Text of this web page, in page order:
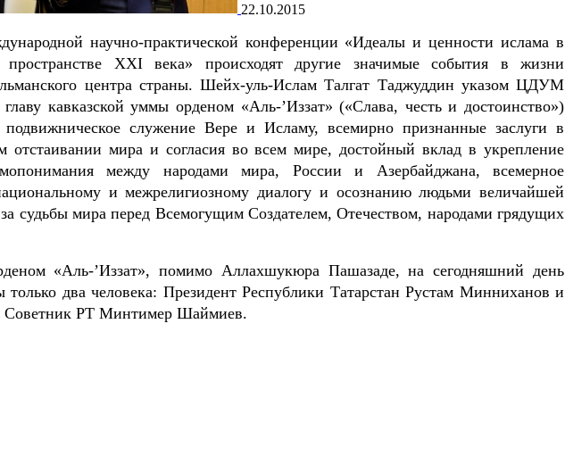
22.10.2015
научно-практической конференции «Идеалы и ценности ислама в
пространстве XXI века» происходят другие значимые события в жизни
центра страны. Шейх-уль-Ислам Талгат Таджуддин указом ЦДУМ
кавказской уммы орденом «Аль-’Иззат» («Слава, честь и достоинство»)
подвижническое служение Вере и Исламу, всемирно признанные заслуги в
отстаивании мира и согласия во всем мире, достойный вклад в укрепление
между народами мира, России и Азербайджана, всемерное
и межрелигиозному диалогу и осознанию людьми величайшей
за судьбы мира перед Всемогущим Создателем, Отечеством, народами грядущих
«Аль-’Иззат», помимо Аллахшукюра Пашазаде, на сегодняшний день
только два человека: Президент Республики Татарстан Рустам Минниханов и
Советник РТ Минтимер Шаймиев.